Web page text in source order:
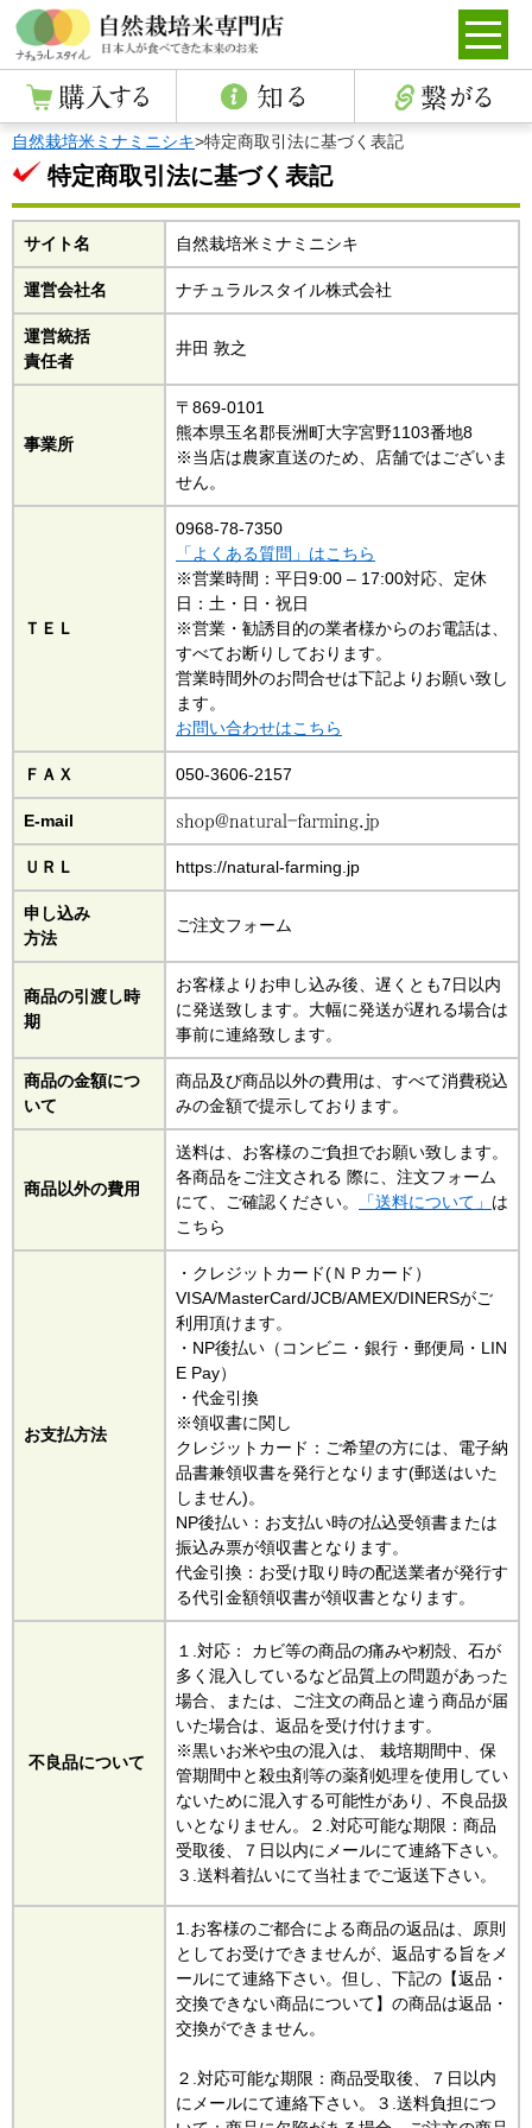
自然栽培米ミナミニシキ>特定商取引法に基づく表記
特定商取引法に基づく表記
サイト名 自然栽培米ミナミニシキ
運営会社名 ナチュラルスタイル株式会社
運営統括
責任者
井田 敦之
事業所
〒869-0101
熊本県玉名郡長洲町大字宮野1103番地8
※当店は農家直送のため、店舗ではございま
せん。
ＴＥＬ
0968-78-7350
「よくある質問」はこちら
※営業時間：平日9:00 – 17:00対応、定休
日：土・日・祝日
※営業・勧誘目的の業者様からのお電話は、
すべてお断りしております。
営業時間外のお問合せは下記よりお願い致し
ます。
お問い合わせはこちら
ＦＡＸ 050-3606-2157
E-mail
ＵＲＬ https://natural-farming.jp
申し込み
方法
ご注文フォーム
商品の引渡し時
期
お客様よりお申し込み後、遅くとも7日以内
に発送致します。大幅に発送が遅れる場合は
事前に連絡致します。
商品の金額につ
いて
商品及び商品以外の費用は、すべて消費税込
みの金額で提示しております。
商品以外の費用
送料は、お客様のご負担でお願い致します。
各商品をご注文される 際に、注文フォーム
にて、ご確認ください。
「送料について」 は
こちら
お支払方法
・クレジットカード(ＮＰカード）
VISA/MasterCard/JCB/AMEX/DINERSがご
利用頂けます。
・NP後払い（コンビニ・銀行・郵便局・LIN
E Pay）
・代金引換
※領収書に関し
クレジットカード：ご希望の方には、電子納
品書兼領収書を発行となります(郵送はいた
しません)。
NP後払い：お支払い時の払込受領書または
振込み票が領収書となります。
代金引換：お受け取り時の配送業者が発行す
る代引金額領収書が領収書となります。
不良品について
１.対応： カビ等の商品の痛みや籾殻、石が
多く混入しているなど品質上の問題があった
場合、または、ご注文の商品と違う商品が届
いた場合は、返品を受け付けます。
※黒いお米や虫の混入は、 栽培期間中、保
管期間中と殺虫剤等の薬剤処理を使用してい
ないために混入する可能性があり、不良品扱
いとなりません。２.対応可能な期限：商品
受取後、７日以内にメールにて連絡下さい。
３.送料着払いにて当社までご返送下さい。
1.お客様のご都合による商品の返品は、原則
としてお受けできませんが、返品する旨をメ
ールにて連絡下さい。但し、下記の【返品・
交換できない商品について】の商品は返品・
交換ができません。
２.対応可能な期限：商品受取後、７日以内
にメールにて連絡下さい。３.送料負担につ